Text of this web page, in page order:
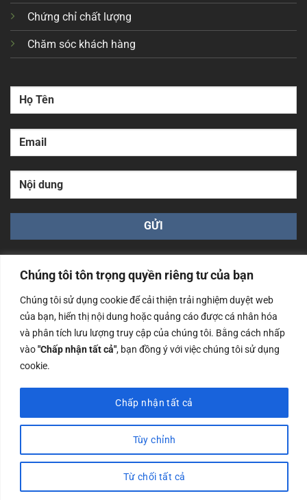
Chúng tôi tôn trọng quyền riêng tư của bạn
Chúng tôi sử dụng cookie để cải thiện trải nghiệm duyệt web
của bạn, hiển thị nội dung hoặc quảng cáo được cá nhân hóa
và phân tích lưu lượng truy cập của chúng tôi. Bằng cách nhấp
vào"Chấp nhận tất cả", bạn đồng ý với việc chúng tôi sử dụng
cookie.
Tùy chỉnh
Từ chối tất cả
Chấp nhận tất cả
Chứng chỉ chất lượng
Chăm sóc khách hàng
Công ty TNHH Nam Bình Xương - Số ĐKKD: 0108783483
cấp ngày 14/06/2019 bởi Sở Kế Hoạch và Đầu Tư Tp. Hà
Nội
Copyrights @2023 Nam Binh Xuong. All Rights Reserved